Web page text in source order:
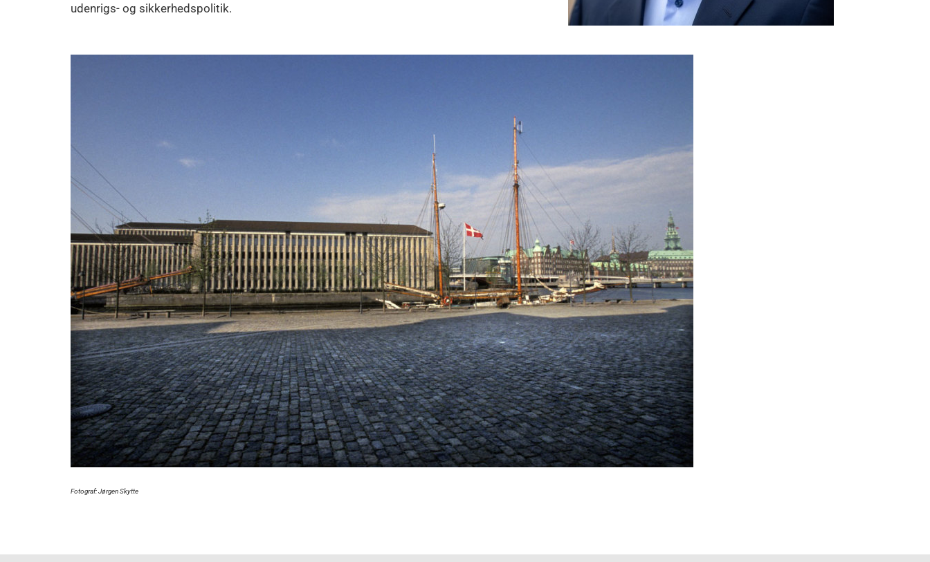
udenrigs- og sikkerhedspolitik.
Fotograf: Jørgen Skytte